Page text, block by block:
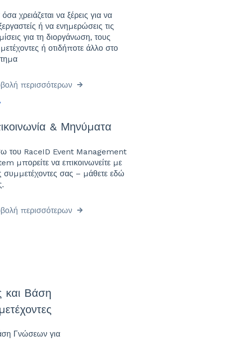
χρειάζεται να ξέρεις για να
ή να ενημερώσεις τις
για τη διοργάνωση, τους
ή οτιδήποτε άλλο στο
περισσότερων
& Μηνύματα
του RaceID Event Management
μπορείτε να επικοινωνείτε με
συμμετέχοντες σας – μάθετε εδώ
περισσότερων
και Βάση
Γνώσεων για